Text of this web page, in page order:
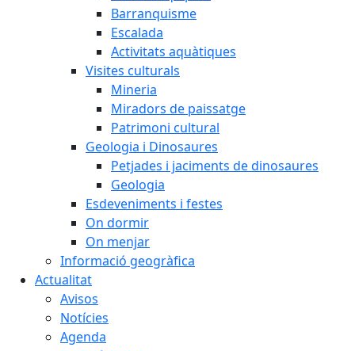
Barranquisme
Escalada
Activitats aquàtiques
Visites culturals
Mineria
Miradors de paissatge
Patrimoni cultural
Geologia i Dinosaures
Petjades i jaciments de dinosaures
Geologia
Esdeveniments i festes
On dormir
On menjar
Informació geogràfica
Actualitat
Avisos
Notícies
Agenda